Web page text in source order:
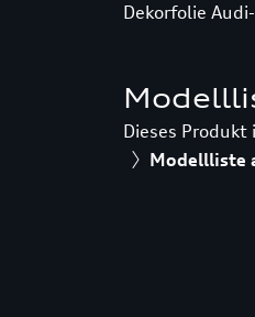
Dekorfolie
Dieses
Modellliste